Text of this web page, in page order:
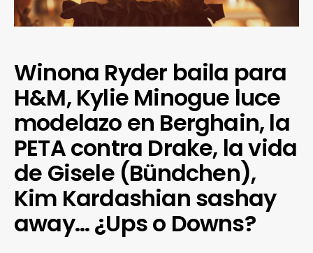
Winona Ryder baila para
H&M, Kylie Minogue luce
modelazo en Berghain, la
PETA contra Drake, la vida
de Gisele (Bündchen),
Kim Kardashian sashay
away… ¿Ups o Downs?